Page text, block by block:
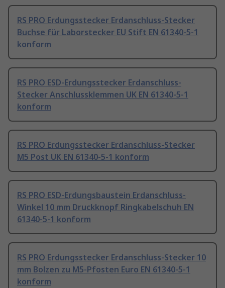
RS PRO Erdungsstecker Erdanschluss-Stecker
Buchse für Laborstecker EU Stift EN 61340-5-1
konform
RS PRO ESD-Erdungsstecker Erdanschluss-
Stecker Anschlussklemmen UK EN 61340-5-1
konform
RS PRO Erdungsstecker Erdanschluss-Stecker
M5 Post UK EN 61340-5-1 konform
RS PRO ESD-Erdungsbaustein Erdanschluss-
Winkel 10 mm Druckknopf Ringkabelschuh EN
61340-5-1 konform
RS PRO Erdungsstecker Erdanschluss-Stecker 10
mm Bolzen zu M5-Pfosten Euro EN 61340-5-1
konform